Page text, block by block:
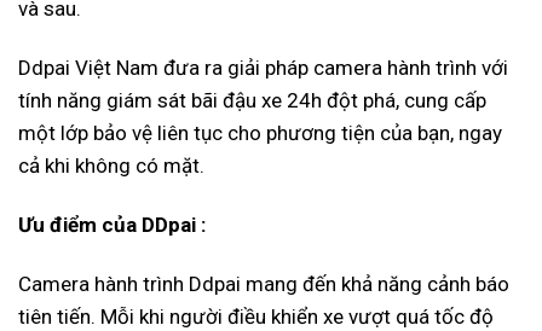
và sau.
Ddpai Việt Nam đưa ra giải pháp camera hành trình với
tính năng giám sát bãi đậu xe 24h đột phá, cung cấp
một lớp bảo vệ liên tục cho phương tiện của bạn, ngay
cả khi không có mặt.
Ưu điểm của DDpai :
Camera hành trình Ddpai mang đến khả năng cảnh báo
tiên tiến. Mỗi khi người điều khiển xe vượt quá tốc độ